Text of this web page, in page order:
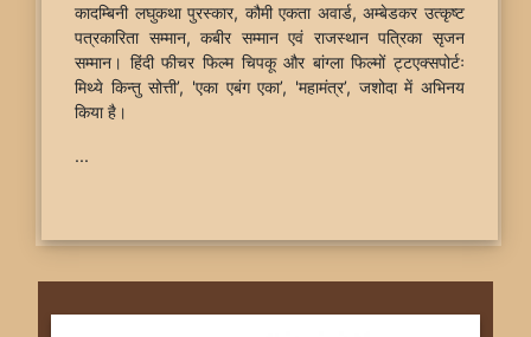
कादम्बिनी लघुकथा पुरस्कार, कौमी एकता अवार्ड, अम्बेडकर उत्कृष्ट
पत्रकारिता सम्मान, कबीर सम्मान एवं राजस्थान पत्रिका सृजन
सम्मान। हिंदी फीचर फिल्म चिपकू और बांग्ला फिल्मों ट्टएक्सपोर्टः
मिथ्ये किन्तु सोत्ती’, 'एका एबंग एका’, 'महामंत्र’, जशोदा में अभिनय
किया है।
...